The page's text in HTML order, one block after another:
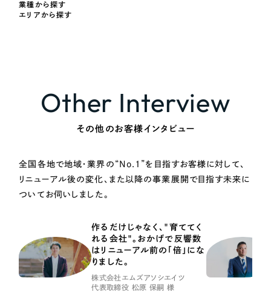
業種から探す
エリアから探す
Other Interview
その他のお客様インタビュー
全国各地で地域・業界の“No.1”を目指すお客様に対して、
リニューアル後の変化、また以降の事業展開で目指す未来に
ついてお伺いしました。
作るだけじゃなく、"育ててく
れる会社"。おかげで反響数
はリニューアル前の「倍」にな
りました。
株式会社エムズアソシエイツ
代表取締役 松原 保嗣 様